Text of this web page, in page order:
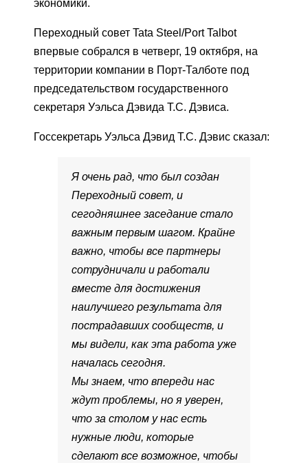
экономики.
Переходный совет Tata Steel/Port Talbot
впервые собрался в четверг, 19 октября, на
территории компании в Порт-Талботе под
председательством государственного
секретаря Уэльса Дэвида Т.С. Дэвиса.
Госсекретарь Уэльса Дэвид Т.С. Дэвис сказал:
Я очень рад, что был создан
Переходный совет, и
сегодняшнее заседание стало
важным первым шагом. Крайне
важно, чтобы все партнеры
сотрудничали и работали
вместе для достижения
наилучшего результата для
пострадавших сообществ, и
мы видели, как эта работа уже
началась сегодня.
Мы знаем, что впереди нас
ждут проблемы, но я уверен,
что за столом у нас есть
нужные люди, которые
сделают все возможное, чтобы